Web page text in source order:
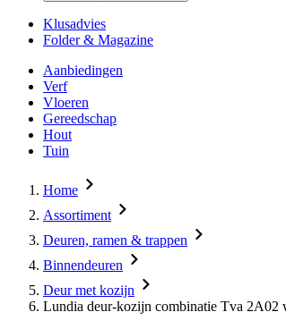
Klusadvies
Folder & Magazine
Aanbiedingen
Verf
Vloeren
Gereedschap
Hout
Tuin
Home
Assortiment
Deuren, ramen & trappen
Binnendeuren
Deur met kozijn
Lundia deur-kozijn combinatie Tva 2A02